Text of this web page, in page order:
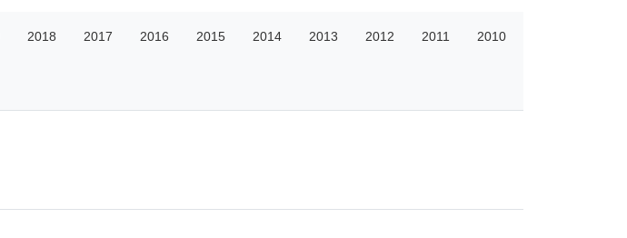
2018 2017 2016 2015 2014 2013 2012 2011 2010